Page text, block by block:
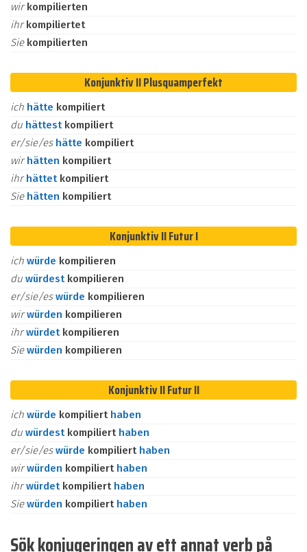
wirkompilierten
ihrkompiliertet
Sie kompilierten
Konjunktiv II Plusquamperfekt
ich hätte kompiliert
du hättest kompiliert
er/sie/es hätte kompiliert
wirhätten kompiliert
ihrhättet kompiliert
Sie hätten kompiliert
Konjunktiv II Futur I
ich würde kompilieren
du würdest kompilieren
er/sie/eswürde kompilieren
wirwürden kompilieren
ihrwürdet kompilieren
Siewürden kompilieren
Konjunktiv II Futur II
ich würde kompiliert haben
du würdest kompiliert haben
er/sie/eswürde kompiliert haben
wirwürden kompiliert haben
ihrwürdet kompiliert haben
Siewürden kompiliert haben
Sök konjugeringen av ett annat verb på